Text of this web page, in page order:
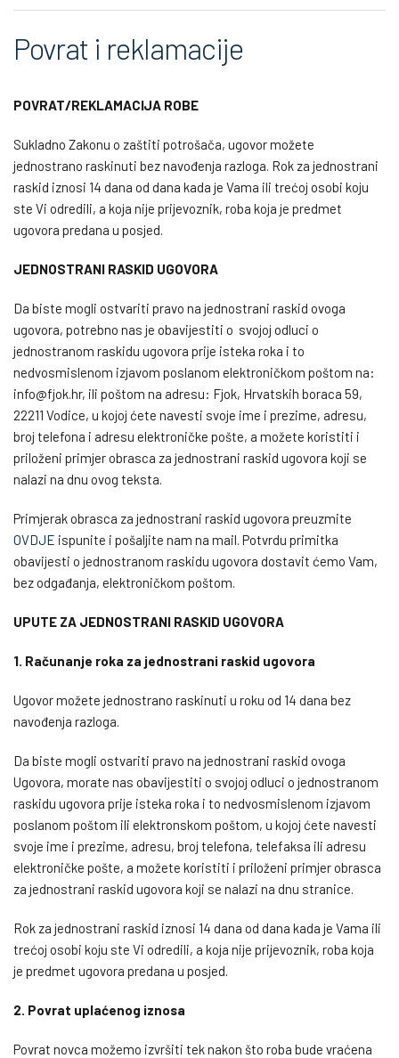
Povrat i reklamacije
POVRAT/REKLAMACIJA ROBE
Sukladno Zakonu o zaštiti potrošača, ugovor možete
jednostrano raskinuti bez navođenja razloga. Rok za jednostrani
raskid iznosi 14 dana od dana kada je Vama ili trećoj osobi koju
ste Vi odredili, a koja nije prijevoznik, roba koja je predmet
ugovora predana u posjed.
JEDNOSTRANI RASKID UGOVORA
Da biste mogli ostvariti pravo na jednostrani raskid ovoga
ugovora, potrebno nas je obavijestiti o svojoj odluci o
jednostranom raskidu ugovora prije isteka roka i to
nedvosmislenom izjavom poslanom elektroničkom poštom na:
info@fjok.hr, ili poštom na adresu: Fjok, Hrvatskih boraca 59,
22211 Vodice, u kojoj ćete navesti svoje ime i prezime, adresu,
broj telefona i adresu elektroničke pošte, a možete koristiti i
priloženi primjer obrasca za jednostrani raskid ugovora koji se
nalazi na dnu ovog teksta.
Primjerak obrasca za jednostrani raskid ugovora preuzmite
OVDJE ispunite i pošaljite nam na mail. Potvrdu primitka
obavijesti o jednostranom raskidu ugovora dostavit ćemo Vam,
bez odgađanja, elektroničkom poštom.
UPUTE ZA JEDNOSTRANI RASKID UGOVORA
1. Računanje roka za jednostrani raskid ugovora
Ugovor možete jednostrano raskinuti u roku od 14 dana bez
navođenja razloga.
Da biste mogli ostvariti pravo na jednostrani raskid ovoga
Ugovora, morate nas obavijestiti o svojoj odluci o jednostranom
raskidu ugovora prije isteka roka i to nedvosmislenom izjavom
poslanom poštom ili elektronskom poštom, u kojoj ćete navesti
svoje ime i prezime, adresu, broj telefona, telefaksa ili adresu
elektroničke pošte, a možete koristiti i priloženi primjer obrasca
za jednostrani raskid ugovora koji se nalazi na dnu stranice.
Rok za jednostrani raskid iznosi 14 dana od dana kada je Vama ili
trećoj osobi koju ste Vi odredili, a koja nije prijevoznik, roba koja
je predmet ugovora predana u posjed.
2. Povrat uplaćenog iznosa
Povrat novca možemo izvršiti tek nakon što roba bude vraćena